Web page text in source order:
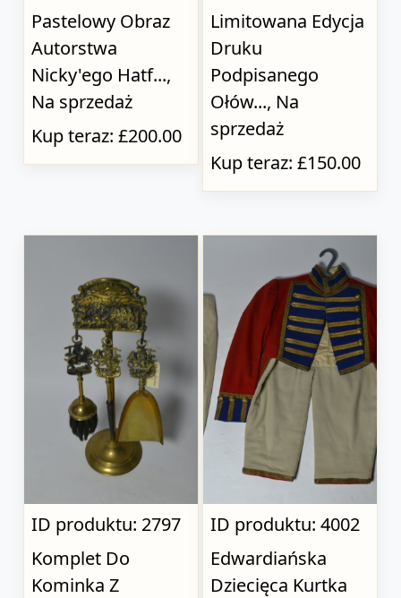
Pastelowy Obraz
Autorstwa
Nicky'ego Hatf...,
Na sprzedaż
Kup teraz: £200.00
Limitowana Edycja
Druku
Podpisanego
Ołów..., Na
sprzedaż
Kup teraz: £150.00
ID produktu: 2797
Komplet Do
Kominka Z
ID produktu: 4002
Edwardiańska
Dziecięca Kurtka